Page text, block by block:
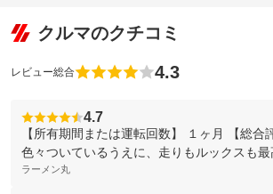
クルマのクチコミ
レビュー総合 4.3
4.7
【所有期間または運転回数】 １ヶ月 【総合
色々ついているうえに、走りもルックスも最
ラーメン丸